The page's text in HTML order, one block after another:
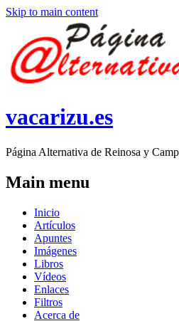
Skip to main content
vacarizu.es
Página Alternativa de Reinosa y
Main menu
Inicio
Artículos
Apuntes
Imágenes
Libros
Vídeos
Enlaces
Filtros
Acerca de